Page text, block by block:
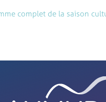
complet de la saison